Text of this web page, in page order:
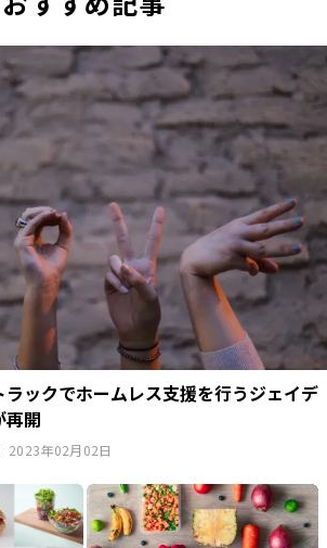
ックでホームレス支援を行うジェイデ
再開
2023年02月02日